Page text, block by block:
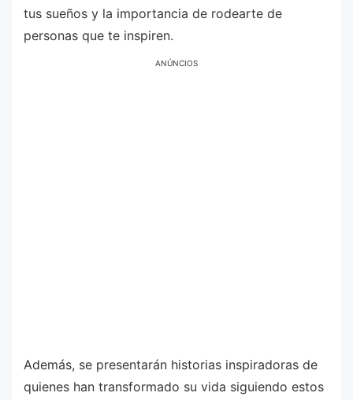
tus sueños y la importancia de rodearte de
personas que te inspiren.
ANÚNCIOS
Además, se presentarán historias inspiradoras de
quienes han transformado su vida siguiendo estos